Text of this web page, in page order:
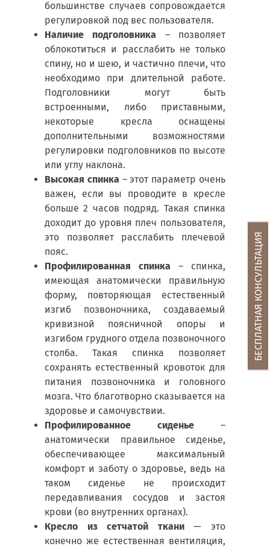
большинстве случаев сопровождается
регулировкой под вес пользователя.
Наличие подголовника – позволяет
облокотиться и расслабить не только
спину, но и шею, и частично плечи, что
необходимо при длительной работе.
Подголовники могут быть
встроенными, либо приставными,
некоторые кресла оснащены
дополнительными возможностями
регулировки подголовников по высоте
или углу наклона.
Высокая спинка– этот параметр очень
важен, если вы проводите в кресле
больше 2 часов подряд. Такая спинка
доходит до уровня плеч пользователя,
это позволяет расслабить плечевой
пояс.
Профилированная спинка – спинка,
имеющая анатомически правильную
форму, повторяющая естественный
изгиб позвоночника, создаваемый
кривизной поясничной опоры и
изгибом грудного отдела позвоночного
столба. Такая спинка позволяет
сохранять естественный кровоток для
питания позвоночника и головного
мозга. Что благотворно сказывается на
здоровье и самочувствии.
Профилированное сиденье –
анатомически правильное сиденье,
обеспечивающее максимальный
комфорт и заботу о здоровье, ведь на
таком сиденье не происходит
передавливания сосудов и застоя
крови (во внутренних органах).
Кресло из сетчатой ткани— это
конечно же естественная вентиляция,
БЕСПЛАТНАЯ КОНСУЛЬТАЦИЯ